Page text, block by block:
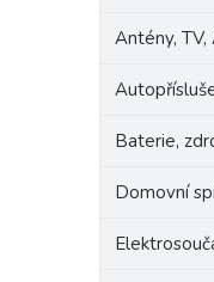
Antény,
Baterie,
Domovní